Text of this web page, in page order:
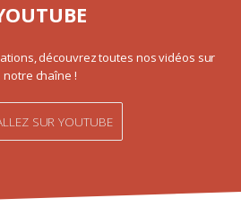
découvrez toutes nos vidéos sur
notre chaîne !
SUR YOUTUBE